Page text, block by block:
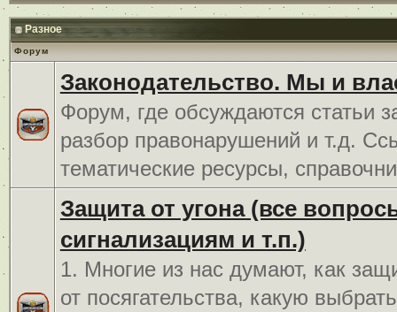
Разное
Форум
Законодательство. Мы и
Форум, где обсуждаются статьи
разбор правонарушений и т.д.
тематические ресурсы,
Защита от угона (все
сигнализациям и т.п.)
1. Многие из нас думают, как
от посягательства, какую